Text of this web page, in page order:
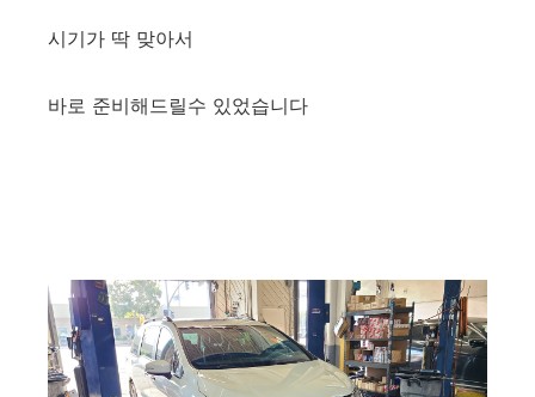
시기가 딱 맞아서
바로 준비해드릴수 있었습니다